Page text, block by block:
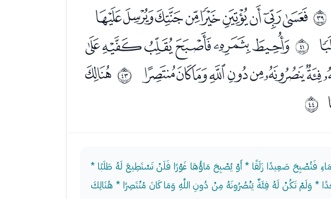
ﰦﮚﮛﮜﮝﮞﮟﮠﮡﮢ
ﰨ ﯔﯕﯖﯗﯘﯙ
ﰪ ﯴ
ﰫ
فَتُصْبِحَ صَعِيدًا زَلَقًا * أَوْ يُصْبِحَ مَاؤُهَا غَوْرًا فَلَنْ تَسْتَطِيعَ لَهُ طَلَبًا *
* وَلَمْ تَكُنْ لَهُ فِئَةٌ يَنْصُرُونَهُ مِنْ دُونِ اللَّهِ وَمَا كَانَ مُنْتَصِرًا * هُنَالِكَ